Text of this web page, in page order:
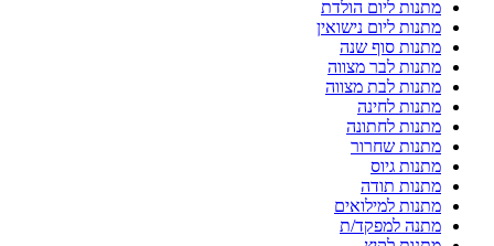
מתנות ליום הולדת
מתנות ליום נישואין
מתנות סוף שנה
מתנות לבר מצווה
מתנות לבת מצווה
מתנות לחינה
מתנות לחתונה
מתנות שחרור
מתנות גיוס
מתנות תודה
מתנות למילואים
מתנה למפקד/ת